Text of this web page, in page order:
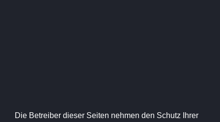
Die Betreiber dieser Seiten nehmen den Schutz Ihrer